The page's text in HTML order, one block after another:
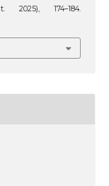
174–184.